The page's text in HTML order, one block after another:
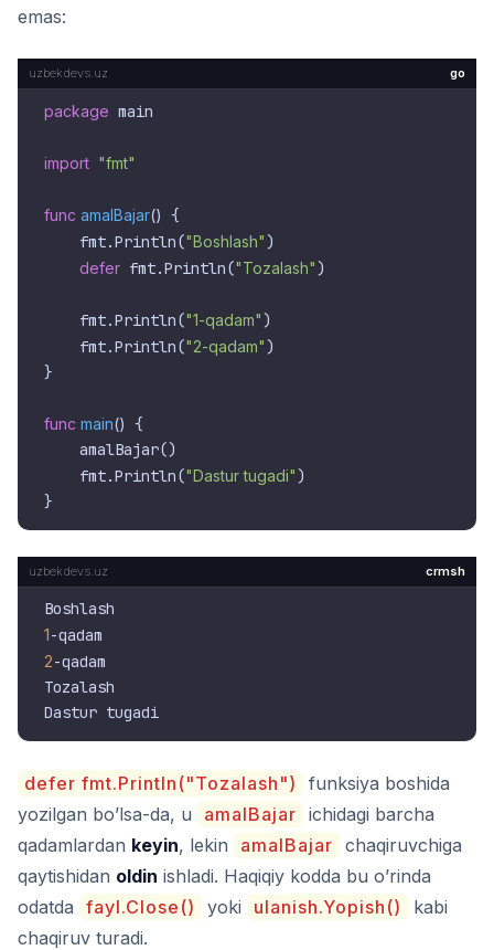
emas:
go
package main
import "fmt"
func amalBajar() {
    fmt.Println(
"Boshlash")
defer fmt.Println("Tozalash")
    fmt.Println(
"1-qadam")
    fmt.Println(
"2-qadam")
}
func main() {
    amalBajar()
    fmt.Println(
"Dastur tugadi")
crmsh
1
2-qadam
Tozalash
defer fmt.Println("Tozalash")
funksiya boshida
yozilgan bo’lsa-da, u
amalBajar ichidagi barcha
qadamlardan keyin, lekin amalBajar chaqiruvchiga
qaytishidan oldin ishladi. Haqiqiy kodda bu o’rinda
odatda fayl.Close() yoki ulanish.Yopish()
kabi
chaqiruv turadi.